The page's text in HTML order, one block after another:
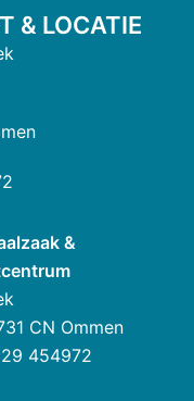
& LOCATIE
&
CN Ommen
454972